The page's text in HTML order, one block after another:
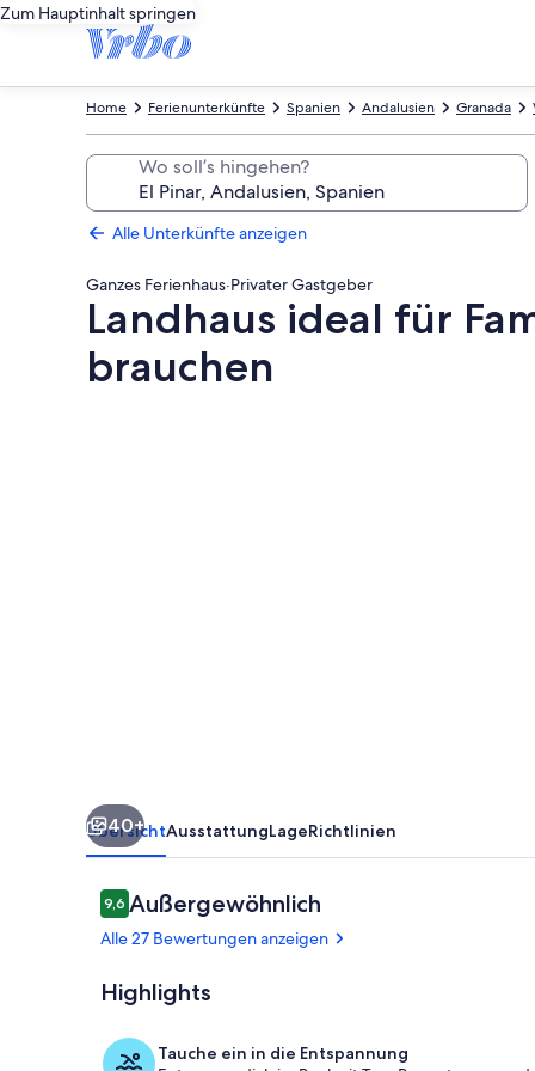
Zum Hauptinhalt springen
Granada
Andalusien
Spanien
Ferienunterkünfte
Home
Wo soll’s hingehen?
Alle Unterkünfte anzeigen
Ganzes Ferienhaus·Privater Gastgeber
Landhaus ideal für
brauchen
Privatsphäre
brauchen
40+
ÜbersichtAusstattungLageRichtlinien
Bewertungen
9,69,6 von 10.
Außergewöhnlich
Alle 27 Bewertungen anzeigen
Highlights
Tauche ein in die Entspannung